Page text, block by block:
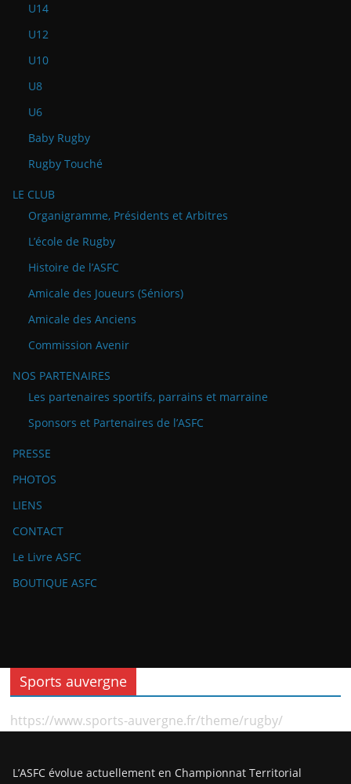
U14
U12
U10
U8
U6
Baby Rugby
Rugby Touché
LE CLUB
Organigramme, Présidents et Arbitres
L’école de Rugby
Histoire de l’ASFC
Amicale des Joueurs (Séniors)
Amicale des Anciens
Commission Avenir
NOS PARTENAIRES
Les partenaires sportifs, parrains et marraine
Sponsors et Partenaires de l’ASFC
PRESSE
PHOTOS
LIENS
CONTACT
Le Livre ASFC
BOUTIQUE ASFC
Sports auvergne
https://www.sports-auvergne.fr/theme/rugby/
L’ASFC évolue actuellement en Championnat Territorial